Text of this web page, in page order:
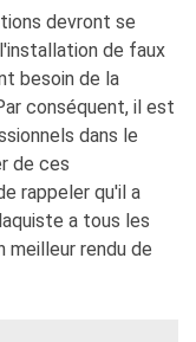
devront se
de faux
besoin de la
conséquent, il est
dans le
de ces
rappeler qu'il a
a tous les
meilleur rendu de